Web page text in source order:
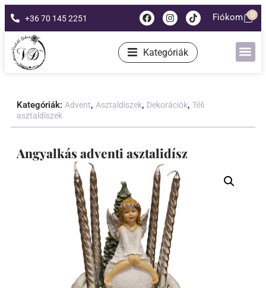
+36 70 145 2251 Fiókom 0
Kategóriák
Kategóriák: Advent, Asztaldíszek, Dekorációk, Téli
asztaldíszek
Angyalkás adventi asztalidísz